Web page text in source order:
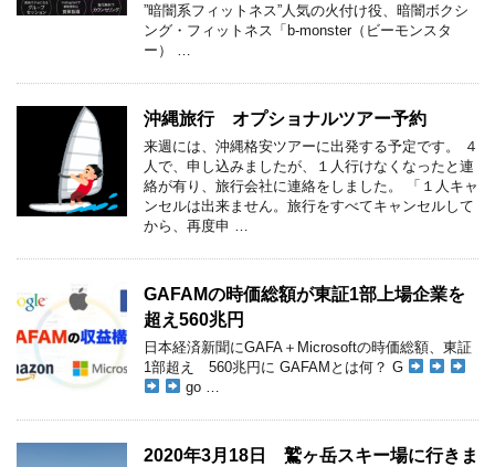
”暗闇系フィットネス”人気の火付け役、暗闇ボクシ
ング・フィットネス「b-monster（ビーモンスタ
ー） …
沖縄旅行 オプショナルツアー予約
来週には、沖縄格安ツアーに出発する予定です。 ４
人で、申し込みましたが、１人行けなくなったと連
絡が有り、旅行会社に連絡をしました。 「１人キャ
ンセルは出来ません。旅行をすべてキャンセルして
から、再度申 …
GAFAMの時価総額が東証1部上場企業を
超え560兆円
日本経済新聞にGAFA＋Microsoftの時価総額、東証
1部超え 560兆円に GAFAMとは何？ G
go …
2020年3月18日 鷲ヶ岳スキー場に行きま